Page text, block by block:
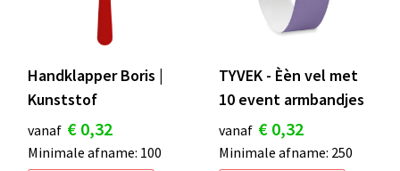
Handklapper Boris |
Kunststof
vanaf € 0,32
Minimale afname: 100
TYVEK - Èèn vel met
10 event armbandjes
vanaf € 0,32
Minimale afname: 250